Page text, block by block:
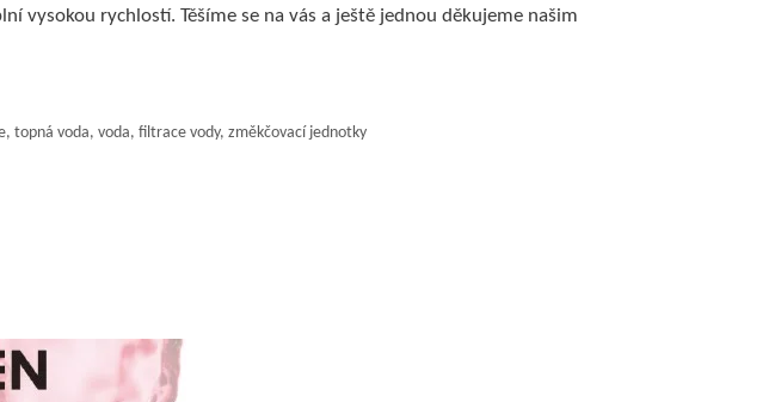
vysokou rychlostí. Těšíme se na vás a ještě jednou děkujeme našim
, topná voda, voda, filtrace vody, změkčovací jednotky